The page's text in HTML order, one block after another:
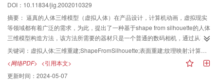
DOI：10.11834/jig.2002010329
摘要： 逼真的人体三维模型（虚拟人体）在产品设计，计算机动画，虚拟现实
等领域都有着广泛的需求，为此，提出了一种基于shape from silhouette的人体
三维模型构造方法，该方法所需要的器材只是一个普通的数码相机，通过从不
同角度对人体进行拍摄，然后经过摄像机定标，体积生成，表面重建，纹理映
射后就可重建出逼真的人体三维模型。实验结果表明，此方法精度较高，整个
过程简单快捷，是一种非常实用的方法。
关键词： 虚拟人体;三维重建;ShapeFromSilhouette;表面重建;纹理映射;计算机动画;人体三维模型;产品设计;虚拟现实
<网络PDF> <引用本文>
更新时间： 2024-05-07